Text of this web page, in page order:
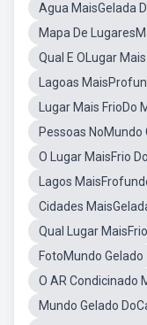
Agua MaisGelada
Mapa De
Qual E OLugar
Lagoas
Lugar Mais FrioDo
Pessoas NoMundo
O Lugar MaisFrio
Lagos
Cidades
Qual Lugar
FotoMundo Gelado
O AR Condicinado
Mundo Gelado